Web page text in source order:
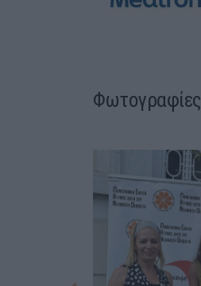
Φωτογραφίες